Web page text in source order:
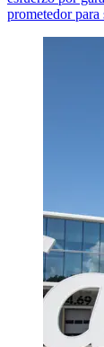
prometedor para